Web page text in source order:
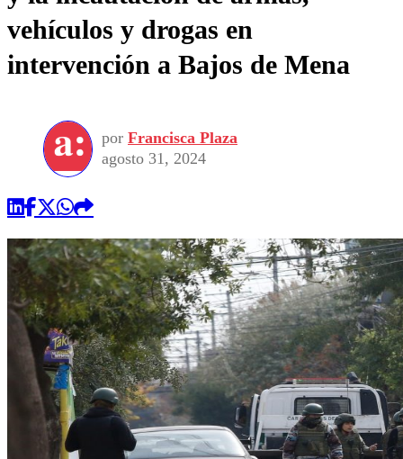
vehículos y drogas en
intervención a Bajos de Mena
por Francisca Plaza
agosto 31, 2024